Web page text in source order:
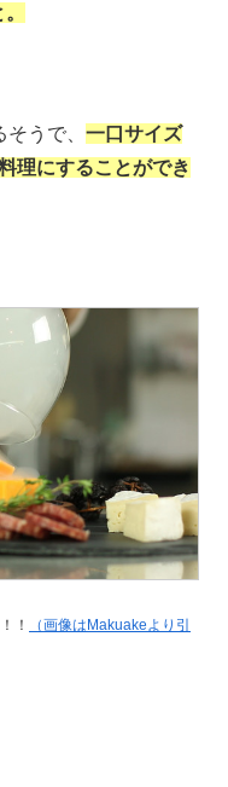
うで、 一口サイズ
理にすることができ
！
（画像はMakuakeより引